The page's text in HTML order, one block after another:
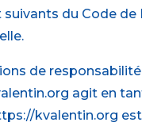
suivants du Code
de
agit en
kvalentin.org est